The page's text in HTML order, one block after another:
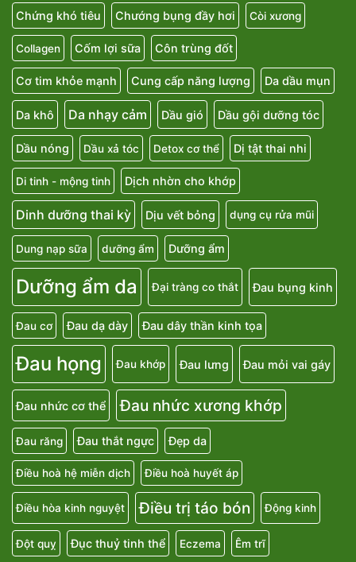
Chứng khó tiêu Chướng bụng đầy hơi Còi xương
Collagen Cốm lợi sữa Côn trùng đốt
Cơ tim khỏe mạnh Cung cấp năng lượng Da dầu mụn
Da khô Da nhạy cảm Dầu gió Dầu gội dưỡng tóc
Dầu nóng Dầu xả tóc Detox cơ thể Dị tật thai nhi
Di tinh - mộng tinh Dịch nhờn cho khớp
Dinh dưỡng thai kỳ Dịu vết bỏng dụng cụ rửa mũi
Dung nạp sữa dưỡng ẩm Dưỡng ẩm
Dưỡng ẩm da Đại tràng co thắt Đau bụng kinh
Đau cơ Đau dạ dày Đau dây thần kinh tọa
Đau họng Đau khớp Đau lưng Đau mỏi vai gáy
Đau nhức cơ thể Đau nhức xương khớp
Đau răng Đau thắt ngực Đẹp da
Điều hoà hệ miễn dịch Điều hoà huyết áp
Điều hòa kinh nguyệt Điều trị táo bón Động kinh
Đột quỵ Đục thuỷ tinh thể Eczema Êm trĩ